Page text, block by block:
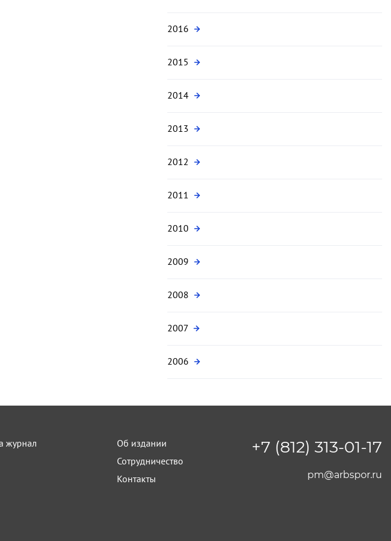
2016
2015
2014
2013
2012
2011
2010
2009
2008
2007
2006
журнал
Об издании
Сотрудничество
Контакты
+7 (812) 313-01-17
pm@arbspor.ru